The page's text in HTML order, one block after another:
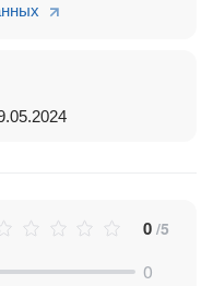
0 /5
0